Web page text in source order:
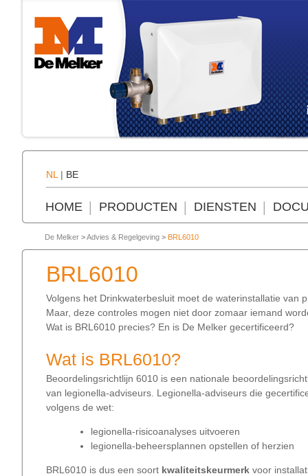
NL | BE
HOME PRODUCTEN DIENSTEN
De Melker >Advies & Regelgeving > BRL6010
BRL6010
Volgens het Drinkwaterbesluit moet de waterinstallatie van
Maar, deze controles mogen niet door zomaar iemand
Wat is BRL6010 precies? En is De Melker gecertificeerd?
Wat is BRL6010?
Beoordelingsrichtlijn 6010 is een nationale
van legionella-adviseurs. Legionella-adviseurs die
volgens de wet:
legionella-risicoanalyses uitvoeren
legionella-beheersplannen opstellen of herzien
BRL6010 is dus een soort kwaliteitskeurmerk voor